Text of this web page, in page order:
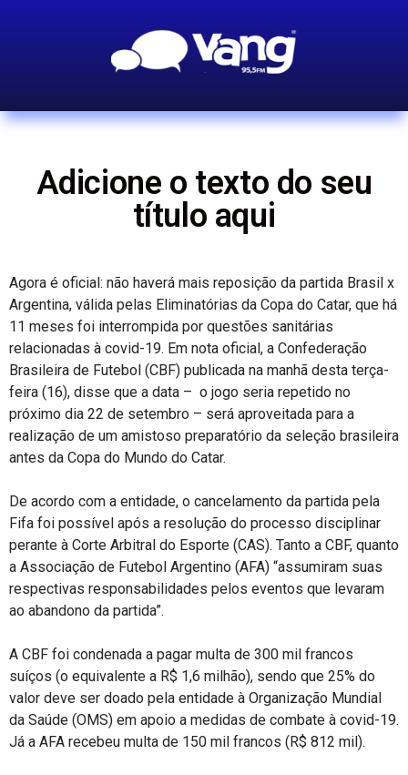
Adicione o texto do seu
título aqui
Agora é oficial: não haverá mais reposição da partida Brasil x
Argentina, válida pelas Eliminatórias da Copa do Catar, que há
11 meses foi interrompida por questões sanitárias
relacionadas à covid-19. Em nota oficial, a Confederação
Brasileira de Futebol (CBF) publicada na manhã desta terça-
feira (16), disse que a data – o jogo seria repetido no
próximo dia 22 de setembro – será aproveitada para a
realização de um amistoso preparatório da seleção brasileira
antes da Copa do Mundo do Catar.
De acordo com a entidade, o cancelamento da partida pela
Fifa foi possível após a resolução do processo disciplinar
perante à Corte Arbitral do Esporte (CAS). Tanto a CBF, quanto
a Associação de Futebol Argentino (AFA) “assumiram suas
respectivas responsabilidades pelos eventos que levaram
ao abandono da partida”.
A CBF foi condenada a pagar multa de 300 mil francos
suíços (o equivalente a R$ 1,6 milhão), sendo que 25% do
valor deve ser doado pela entidade à Organização Mundial
da Saúde (OMS) em apoio a medidas de combate à covid-19.
Já a AFA recebeu multa de 150 mil francos (R$ 812 mil).